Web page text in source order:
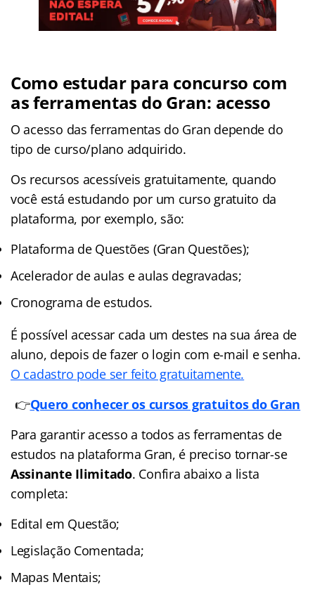
Como estudar para concurso com
as ferramentas do Gran: acesso
O acesso das ferramentas do Gran depende do
tipo de curso/plano adquirido.
Os recursos acessíveis gratuitamente, quando
você está estudando por um curso gratuito da
plataforma, por exemplo, são:
Plataforma de Questões (Gran Questões);
Acelerador de aulas e aulas degravadas;
Cronograma de estudos.
É possível acessar cada um destes na sua área de
aluno, depois de fazer o login com e-mail e senha.
O cadastro pode ser feito gratuitamente.
👉Quero conhecer os cursos gratuitos do Gran
Para garantir acesso a todos as ferramentas de
estudos na plataforma Gran, é preciso tornar-se
Assinante Ilimitado. Confira abaixo a lista
completa:
Edital em Questão;
Legislação Comentada;
Mapas Mentais;